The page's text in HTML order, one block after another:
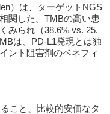
）は、ターゲットNGS
関した。TMBの高い患
みられ（38.6% vs. 25.
は、PD-L1発現とは独
ント阻害剤のベネフィ
こと、比較的安価なタ